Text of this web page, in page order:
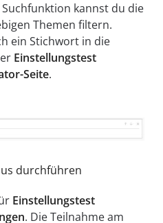
kannst du die
Themen filtern.
ein Stichwort in die
Einstellungstest
Seite.
durchführen
Einstellungstest
. Die Teilnahme am